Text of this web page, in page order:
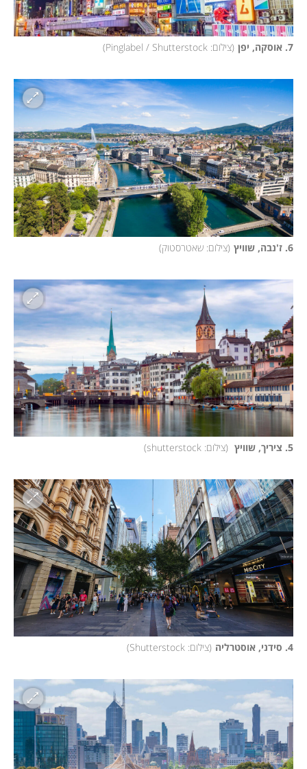
7. אוסקה, יפן (צילום: Pinglabel / Shutterstock )
6. ז'נבה, שוויץ (צילום: שאטרסטוק)
5. ציריך, שוויץ (צילום: shutterstock )
4. סידני, אוסטרליה (צילום: Shutterstock )